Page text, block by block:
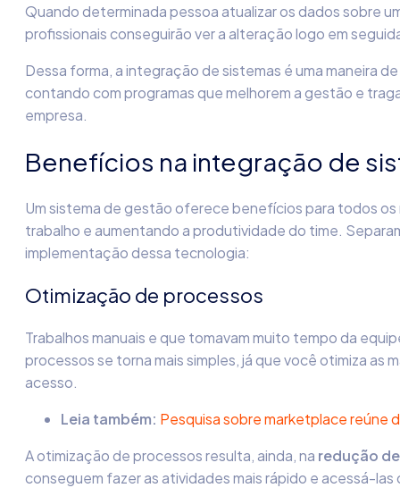
Quando determinada pessoa atualizar os dados sobre
profissionais conseguirão ver a alteração logo em
Dessa forma, a integração de sistemas é uma maneira
contando com programas que melhorem a gestão e
empresa.
Benefícios na integração de
Umsistema de gestãooferece benefícios para todos
trabalho e aumentando a produtividade do time.
implementação dessa tecnologia:
Otimização de processos
Trabalhos manuais e que tomavam muito tempo da
processos se torna mais simples, já que você otimiza as
acesso.
Leia também: Pesquisa sobre marketplace reúne
A otimização de processos resulta, ainda, na redução
conseguem fazer as atividades mais rápido e acessá-